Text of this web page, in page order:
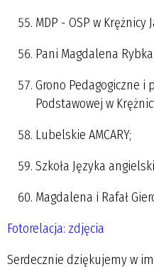
MDP - OSP w Krężnicy
Pani Magdalena
Grono Pedagogiczne i
Podstawowej w
Lubelskie AMCARY;
Szkoła Języka
Magdalena i Rafał
Fotorelacja: zdjęcia
Serdecznie dziękujemy w